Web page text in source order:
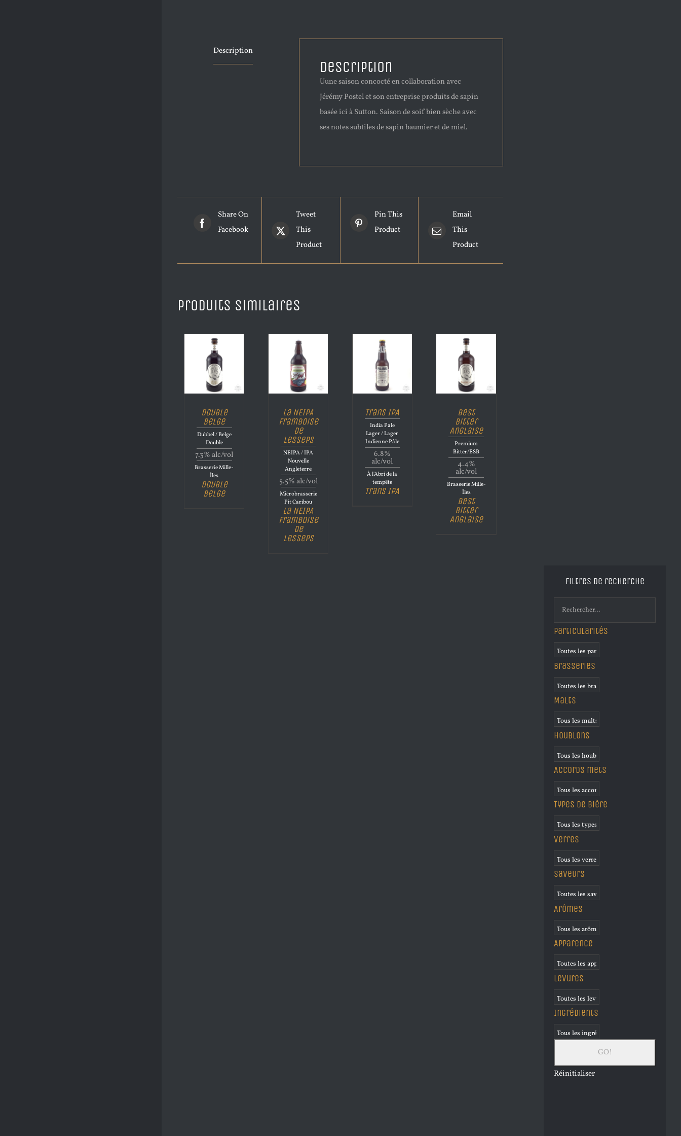
Description
Description
Uune saison concocté en collaboration avec
Jérémy Postel et son entreprise produits de sapin
basée ici à Sutton. Saison de soif bien sèche avec
ses notes subtiles de sapin baumier et de miel.
Share On
Facebook
Tweet
This
Product
Pin This
Product
Email
This
Product
Produits similaires
Double
Belge
Dubbel / Belge
Double
7.3% alc/vol
Brasserie Mille-
Îles
Double
Belge
La NEIPA
Framboise
de
Lesseps
NEIPA / IPA
Nouvelle
Angleterre
5.5% alc/vol
Microbrasserie
Pit Caribou
La NEIPA
Framboise
de
Lesseps
Trans IPA
India Pale
Lager / Lager
Indienne Pâle
6.8%
alc/vol
À l'Abri de la
tempête
Trans IPA
Best
Bitter
Anglaise
Premium
Bitter/ESB
4.4%
alc/vol
Brasserie Mille-
Îles
Best
Bitter
Anglaise
Filtres de recherche
Particularités
Brasseries
Malts
Houblons
Accords mets
Types de bière
Verres
Saveurs
Arômes
Apparence
Levures
Ingrédients
Réinitialiser